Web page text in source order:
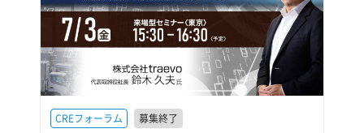
CREフォーラム 募集終了